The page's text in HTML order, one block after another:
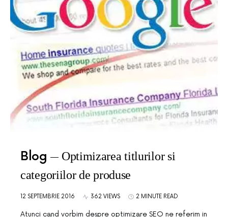
Blog
Optimizarea titlurilor si
categoriilor de produse
12 SEPTEMBRIE 2016 362 VIEWS 2 MINUTE READ
Atunci cand vorbim despre optimizare SEO ne referim in